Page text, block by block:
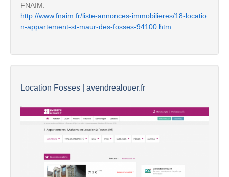
FNAIM.
http://www.fnaim.fr/liste-annonces-immobilieres/18-locatio
n-appartement-st-maur-des-fosses-94100.htm
Location Fosses | avendrealouer.fr